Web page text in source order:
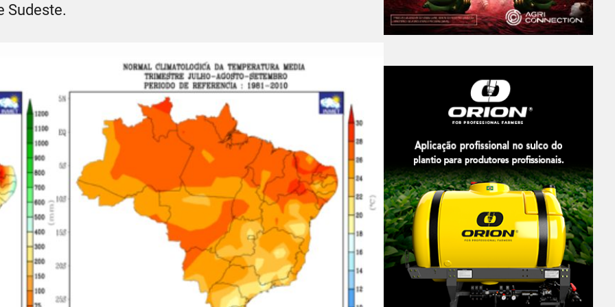
Sudeste.